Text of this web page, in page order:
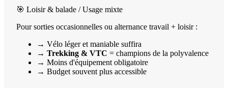
🎯 Loisir & balade / Usage mixte
Pour sorties occasionnelles ou alternance travail + loisir :
→ Vélo léger et maniable suffira
→ Trekking & VTC = champions de la polyvalence
→ Moins d'équipement obligatoire
→ Budget souvent plus accessible